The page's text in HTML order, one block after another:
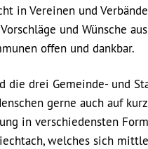
in Vereinen und
und Wünsche
offen und dankbar.
die drei Gemeinde- und
gerne auch auf
in verschiedensten
welches sich